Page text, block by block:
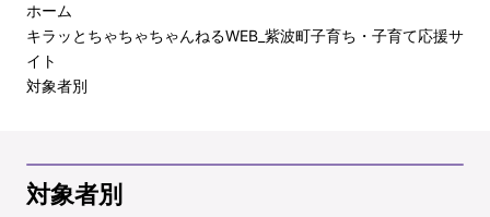
ホーム
キラッとちゃちゃちゃんねるWEB_紫波町子育ち・子育て応援サ
イト
対象者別
対象者別